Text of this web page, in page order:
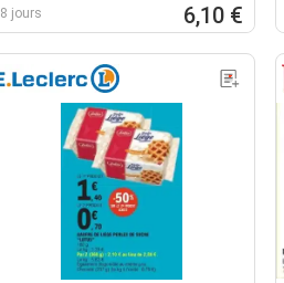
8 jours 6,10 €